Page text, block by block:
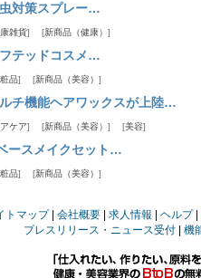
対策スプレー…
雑貨 新商品（健康）
テッドコスメ…
品 新商品（美容）
チ機能ヘアワックスが上陸…
ケア 新商品（美容） 美容
ースメイクセット…
品 新商品（美容）
トマップ 会社概要 求人情報 ヘルプ
プレスリリース・ニュース受付
機